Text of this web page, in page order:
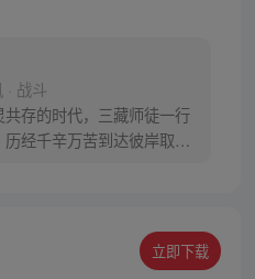
· 战斗
共存的时代，三藏师徒一行
经千辛万苦到达彼岸取
藏大法师，和他一起重新
全新“西行小队”，再度踏
立即下载